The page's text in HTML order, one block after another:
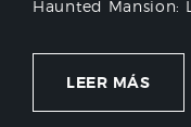
Haunted Mansion:
LEER MÁS